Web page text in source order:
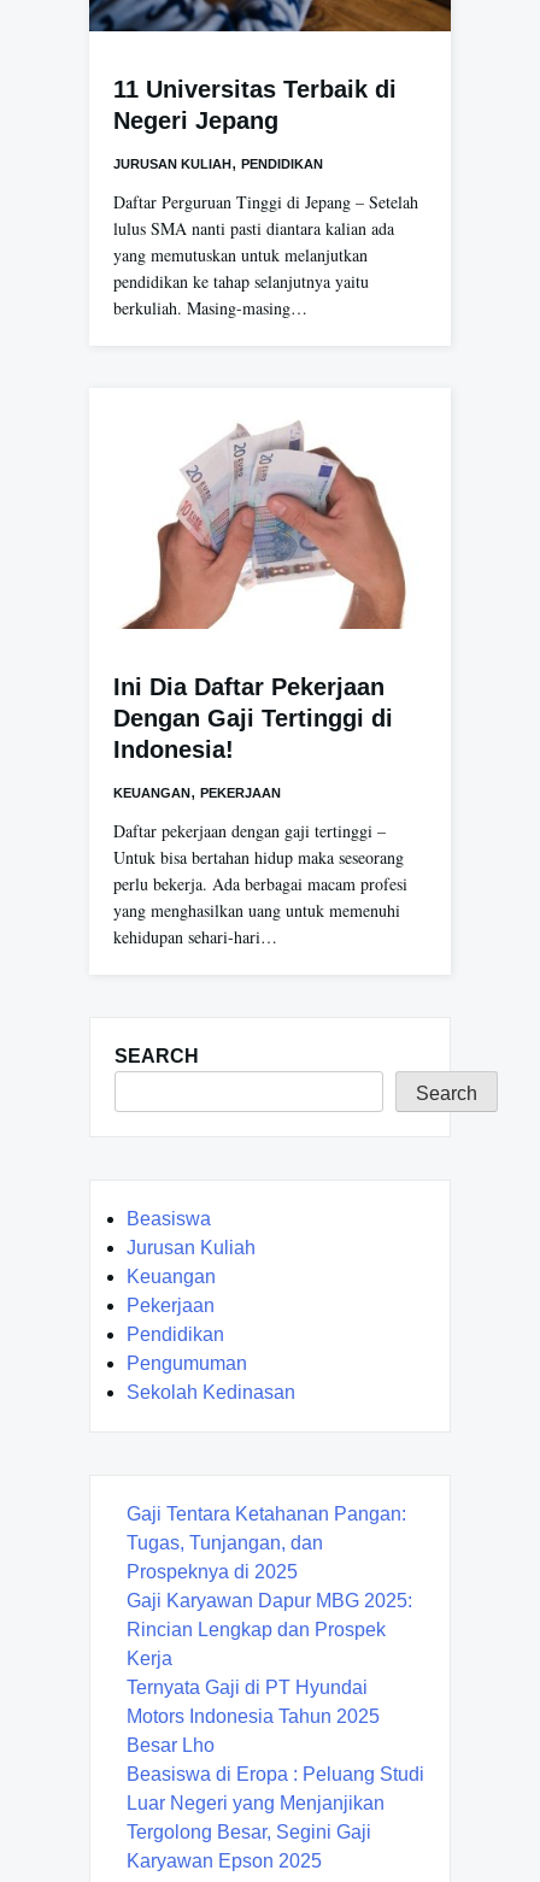
11 Universitas Terbaik di
Negeri Jepang
JURUSAN KULIAH, PENDIDIKAN
Daftar Perguruan Tinggi di Jepang – Setelah
lulus SMA nanti pasti diantara kalian ada
yang memutuskan untuk melanjutkan
pendidikan ke tahap selanjutnya yaitu
berkuliah. Masing-masing…
Ini Dia Daftar Pekerjaan
Dengan Gaji Tertinggi di
Indonesia!
KEUANGAN , PEKERJAAN
Daftar pekerjaan dengan gaji tertinggi –
Untuk bisa bertahan hidup maka seseorang
perlu bekerja. Ada berbagai macam profesi
yang menghasilkan uang untuk memenuhi
kehidupan sehari-hari…
SEARCH
Search
Beasiswa
Jurusan Kuliah
Keuangan
Pekerjaan
Pendidikan
Pengumuman
Sekolah Kedinasan
Gaji Tentara Ketahanan Pangan:
Tugas, Tunjangan, dan
Prospeknya di 2025
Gaji Karyawan Dapur MBG 2025:
Rincian Lengkap dan Prospek
Kerja
Ternyata Gaji di PT Hyundai
Motors Indonesia Tahun 2025
Besar Lho
Beasiswa di Eropa : Peluang Studi
Luar Negeri yang Menjanjikan
Tergolong Besar, Segini Gaji
Karyawan Epson 2025